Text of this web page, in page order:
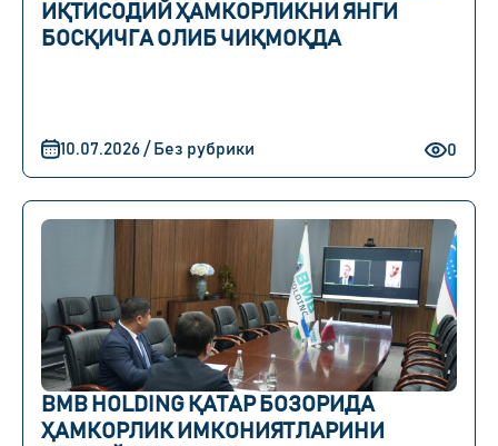
ИҚТИСОДИЙ ҲАМКОРЛИКНИ ЯНГИ
БОСҚИЧГА ОЛИБ ЧИҚМОҚДА
0
10.07.2026 / Без рубрики
BMB HOLDING ҚАТАР БОЗОРИДА
ҲАМКОРЛИК ИМКОНИЯТЛАРИНИ